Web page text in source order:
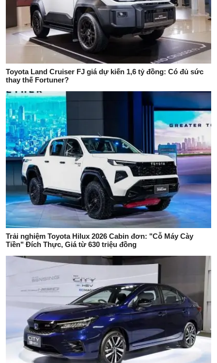
Toyota Land Cruiser FJ giá dự kiến 1,6 tỷ đồng: Có đủ sức
thay thế Fortuner?
Trải nghiệm Toyota Hilux 2026 Cabin đơn: "Cỗ Máy Cày
Tiền" Đích Thực, Giá từ 630 triệu đồng